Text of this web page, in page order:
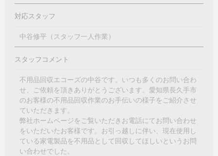
対応スタッフ
中谷修平（スタッフ一人作業）
スタッフコメント
不用品回収エコーズの中谷です。いつも多くのお問い合わ
せ、ご依頼を頂きありがとうございます。愛知県長久手市
のお客様の不用品回収作業のお手伝いの様子をご紹介させ
ていただきます。
弊社ホームページをご覧いただきお電話にてお問い合わせ
をいただいたお客様です。お引っ越しに伴い、現在使用し
ている家電製品を不用品として回収してほしいというお問
い合わせでした。